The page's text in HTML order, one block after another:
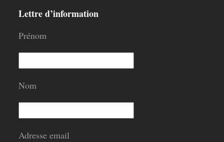
Lettre d’information
Prénom
Nom
Adresse email